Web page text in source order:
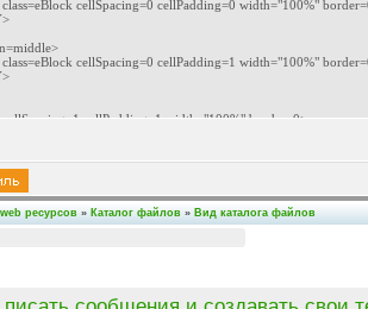
cellSpacing=0 cellPadding=0 width="100%"
cellSpacing=0 cellPadding=1 width="100%"
cellPadding=1 width="100%" border=0>
colSpan=2>
right"><?if($USERNAME$)?><IMG alt=""
href="$PROFILE_URL$">$USERNAME$</
<?if($CATEGORY_NAME$)?>Категория: <A title="Категория
img/date.png" border=0> Дата:$DATE$
BORDER-TOP: medium none; BORDER-LEFT: medium
ресурсов » Каталог файлов » Вид каталога файлов